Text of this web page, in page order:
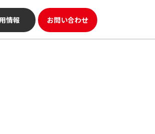
情報 お問い合わせ